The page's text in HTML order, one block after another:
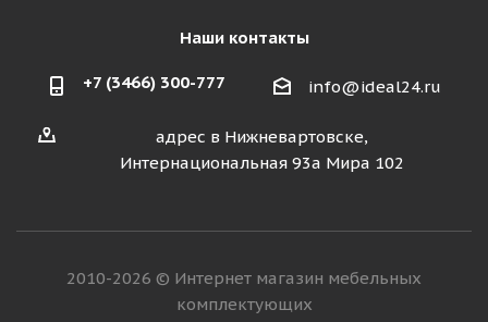
Наши контакты
+7 (3466) 300-777 info@ideal24.ru
адрес в Нижневартовске,
Интернациональная 93а Мира 102
2010-2026 © Интернет магазин мебельных
комплектующих